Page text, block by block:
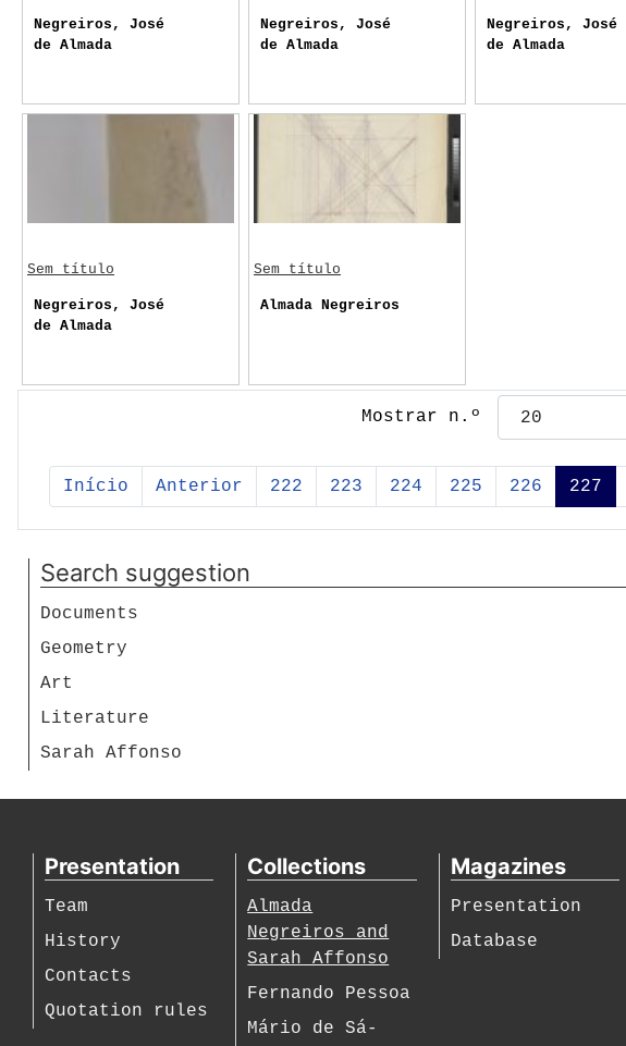
Mostrar n.º
Início Anterior 222 223 224 225 226 227
Negreiros, José
de Almada
Negreiros, José
de Almada
Negreiros, José
de Almada
Sem título
Negreiros, José
de Almada
Sem título
Almada Negreiros
Search suggestion
Documents
Geometry
Art
Literature
Sarah Affonso
Presentation
Team
History
Contacts
Quotation rules
Collections
Almada
Negreiros and
Sarah Affonso
Fernando Pessoa
Mário de Sá-
Magazines
Presentation
Database